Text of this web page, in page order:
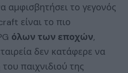
αμφισβητήσει το γεγονός
είναι το πιο
όλων των εποχών,
δεν κατάφερε να
παιχνιδιού της